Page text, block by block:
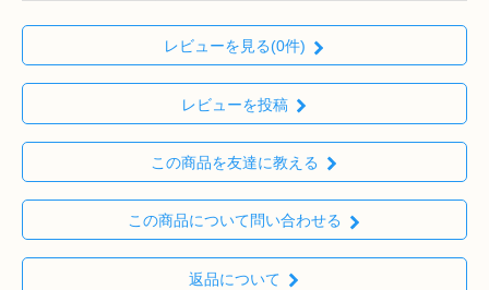
レビューを見る(0件)
レビューを投稿
この商品を友達に教える
この商品について問い合わせる
返品について